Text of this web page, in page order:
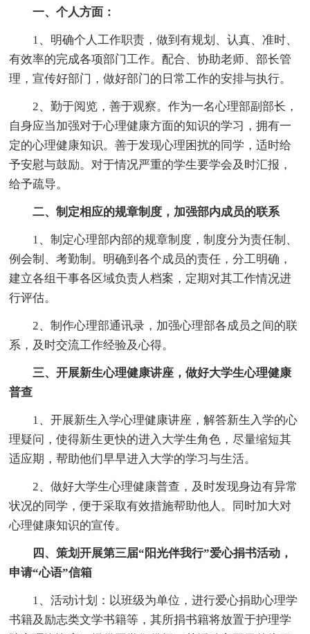
一、个人方面：
1、明确个人工作职责，做到有规划、认真、准时、
有效率的完成各项部门工作。配合、协助老师、部长管
理，宣传好部门，做好部门的日常工作的安排与执行。
2、勤于阅览，善于观察。作为一名心理部副部长，
自身应当加强对于心理健康方面的知识的学习，拥有一
定的心理健康知识。善于发现心理困扰的同学，适时给
予安慰与鼓励。对于情况严重的学生要学会及时汇报，
给予疏导。
二、制定相应的规章制度，加强部内成员的联系
1、制定心理部内部的规章制度，制度分为责任制、
例会制、考勤制。明确到各个成员的责任，分工明确，
建立各组干事各区域负责人档案，定期对其工作情况进
行评估。
2、制作心理部通讯录，加强心理部各成员之间的联
系，及时交流工作经验及心得。
三、开展新生心理健康讲座，做好大学生心理健康
普查
1、开展新生入学心理健康讲座，解答新生入学的心
理疑问，使得新生更快的进入大学生角色，尽量缩短其
适应期，帮助他们早早进入大学的学习与生活。
2、做好大学生心理健康普查，及时发现身边有异常
状况的同学，便于采取有效措施帮助他人。同时加大对
心理健康知识的宣传。
四、策划开展第三届“阳光伴我行”爱心捐书活动，
申请“心语”信箱
1、活动计划：以班级为单位，进行爱心捐助心理学
书籍及励志类文学书籍等，其所捐书籍将放置于护理学